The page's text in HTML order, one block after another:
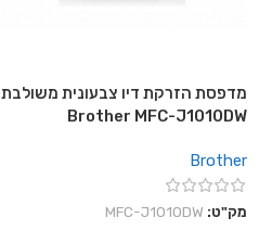
מדפסת הזרקת דיו צבעונית משולבת
Brother MFC-J1010DW
Brother
מק"ט: MFC-J1010DW